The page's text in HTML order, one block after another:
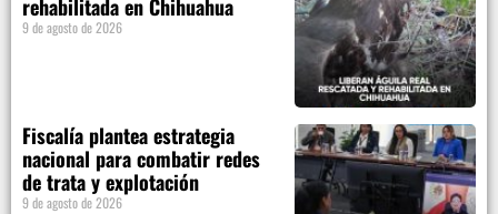
rehabilitada en Chihuahua
9 de agosto de 2026
Fiscalía plantea estrategia
nacional para combatir redes
de trata y explotación
9 de agosto de 2026